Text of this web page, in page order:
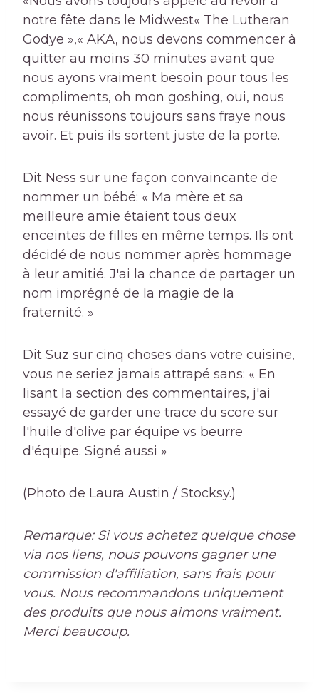
notre fête dans le Midwest« The Lutheran
Godye »,« AKA, nous devons commencer à
quitter au moins 30 minutes avant que
nous ayons vraiment besoin pour tous les
compliments, oh mon goshing, oui, nous
nous réunissons toujours sans fraye nous
avoir. Et puis ils sortent juste de la porte.
Dit Ness sur une façon convaincante de
nommer un bébé: « Ma mère et sa
meilleure amie étaient tous deux
enceintes de filles en même temps. Ils ont
décidé de nous nommer après hommage
à leur amitié. J'ai la chance de partager un
nom imprégné de la magie de la
fraternité. »
Dit Suz sur cinq choses dans votre cuisine,
vous ne seriez jamais attrapé sans: « En
lisant la section des commentaires, j'ai
essayé de garder une trace du score sur
l'huile d'olive par équipe vs beurre
d'équipe. Signé aussi »
(Photo de Laura Austin / Stocksy.)
Remarque: Si vous achetez quelque chose
via nos liens, nous pouvons gagner une
commission d'affiliation, sans frais pour
vous. Nous recommandons uniquement
des produits que nous aimons vraiment.
Merci beaucoup.